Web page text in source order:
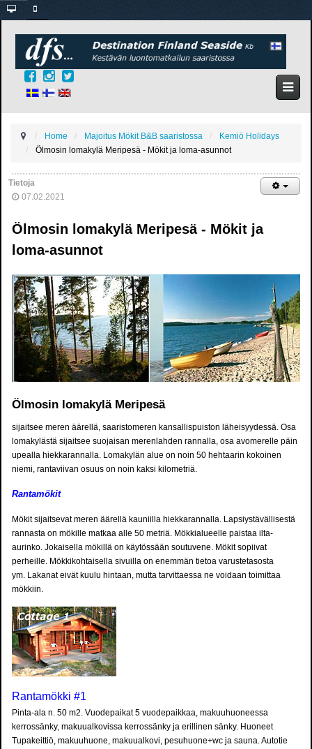
Home Majoitus Mökit B&B saaristossa
Kemiö Holidays
Ölmosin lomakylä Meripesä - Mökit ja loma-asunnot
Tietoja
07.02.2021
Ölmosin lomakylä Meripesä - Mökit ja
loma-asunnot
Ölmosin lomakylä Meripesä
sijaitsee meren äärellä, saaristomeren kansallispuiston läheisyydessä. Osa
lomakylästä sijaitsee suojaisan merenlahden rannalla, osa avomerelle päin
upealla hiekkarannalla. Lomakylän alue on noin 50 hehtaarin kokoinen
niemi, rantaviivan osuus on noin kaksi kilometriä.
Rantamökit
Mökit sijaitsevat meren äärellä kauniilla hiekkarannalla. Lapsiystävällisestä
rannasta on mökille matkaa alle 50 metriä. Mökkialueelle paistaa ilta-
aurinko. Jokaisella mökillä on käytössään soutuvene. Mökit sopiivat
perheille. Mökkikohtaisella sivuilla on enemmän tietoa varustetasosta
ym. Lakanat eivät kuulu hintaan, mutta tarvittaessa ne voidaan toimittaa
mökkiin.
Rantamökki #1
Pinta-ala n. 50 m2. Vuodepaikat 5 vuodepaikkaa, makuuhuoneessa
kerrossänky, makuualkovissa kerrossänky ja erillinen sänky. Huoneet
Tupakeittiö, makuuhuone, makuualkovi, pesuhuone+wc ja sauna. Autotie